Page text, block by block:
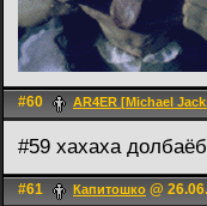
#60 AR4ER [Michael
#59 хахаха
#61 Капитошко @